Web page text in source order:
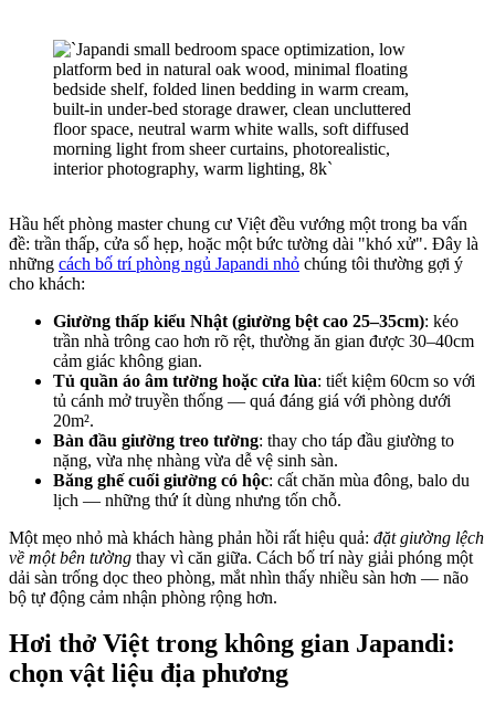
Hầu hết phòng master chung cư Việt đều vướng một trong ba vấn
đề: trần thấp, cửa sổ hẹp, hoặc một bức tường dài "khó xử". Đây là
những cách bố trí phòng ngủ Japandi nhỏ chúng tôi thường gợi ý
cho khách:
Giường thấp kiểu Nhật (giường bệt cao 25–35cm): kéo
trần nhà trông cao hơn rõ rệt, thường ăn gian được 30–40cm
cảm giác không gian.
Tủ quần áo âm tường hoặc cửa lùa: tiết kiệm 60cm so với
tủ cánh mở truyền thống — quá đáng giá với phòng dưới
20m².
Bàn đầu giường treo tường: thay cho táp đầu giường to
nặng, vừa nhẹ nhàng vừa dễ vệ sinh sàn.
Băng ghế cuối giường có hộc: cất chăn mùa đông, balo du
lịch — những thứ ít dùng nhưng tốn chỗ.
Một mẹo nhỏ mà khách hàng phản hồi rất hiệu quả: đặt giường lệch
về một bên tường thay vì căn giữa. Cách bố trí này giải phóng một
dải sàn trống dọc theo phòng, mắt nhìn thấy nhiều sàn hơn — não
bộ tự động cảm nhận phòng rộng hơn.
Hơi thở Việt trong không gian Japandi:
chọn vật liệu địa phương